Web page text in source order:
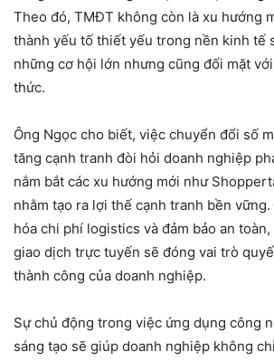
Theo đó, TMĐT không còn là xu hướng
thành yếu tố thiết yếu trong nền kinh tế
những cơ hội lớn nhưng cũng đối mặt
thức.
Ông Ngọc cho biết, việc chuyển đổi số
tăng cạnh tranh đòi hỏi doanh nghiệp
nắm bắt các xu hướng mới như
nhằm tạo ra lợi thế cạnh tranh bền
hóa chi phí logistics và đảm bảo an
giao dịch trực tuyến sẽ đóng vai trò
thành công của doanh nghiệp.
Sự chủ động trong việc ứng dụng công
sáng tạo sẽ giúp doanh nghiệp không